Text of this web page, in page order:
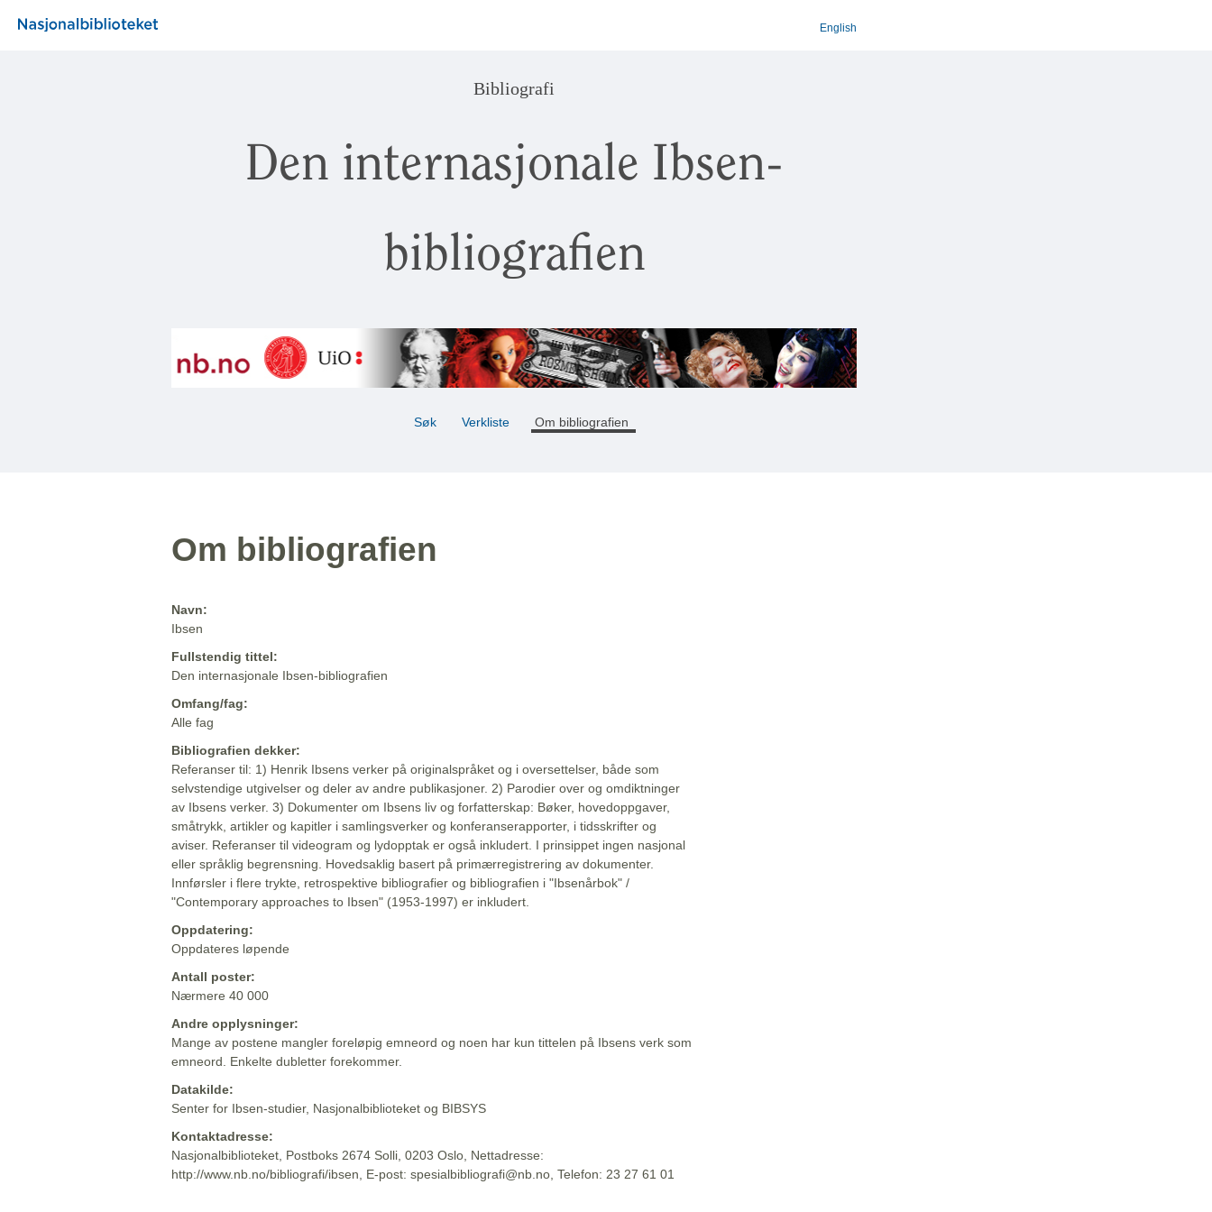
English
Bibliografi
Den internasjonale Ibsen-
bibliografien
Søk Verkliste Om bibliografien
Om bibliografien
Navn:
Ibsen
Fullstendig tittel:
Den internasjonale Ibsen-bibliografien
Omfang/fag:
Alle fag
Bibliografien dekker:
Referanser til: 1) Henrik Ibsens verker på originalspråket og i oversettelser, både som
selvstendige utgivelser og deler av andre publikasjoner. 2) Parodier over og omdiktninger
av Ibsens verker. 3) Dokumenter om Ibsens liv og forfatterskap: Bøker, hovedoppgaver,
småtrykk, artikler og kapitler i samlingsverker og konferanserapporter, i tidsskrifter og
aviser. Referanser til videogram og lydopptak er også inkludert. I prinsippet ingen nasjonal
eller språklig begrensning. Hovedsaklig basert på primærregistrering av dokumenter.
Innførsler i flere trykte, retrospektive bibliografier og bibliografien i "Ibsenårbok" /
"Contemporary approaches to Ibsen" (1953-1997) er inkludert.
Oppdatering:
Oppdateres løpende
Antall poster:
Nærmere 40 000
Andre opplysninger:
Mange av postene mangler foreløpig emneord og noen har kun tittelen på Ibsens verk som
emneord. Enkelte dubletter forekommer.
Datakilde:
Senter for Ibsen-studier, Nasjonalbiblioteket og BIBSYS
Kontaktadresse:
Nasjonalbiblioteket, Postboks 2674 Solli, 0203 Oslo, Nettadresse:
http://www.nb.no/bibliografi/ibsen, E-post: spesialbibliografi@nb.no, Telefon: 23 27 61 01